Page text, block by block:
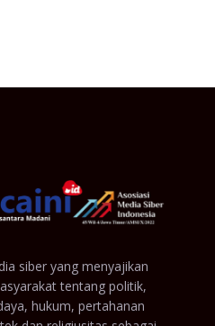
siber yang menyajikan
tentang politik,
hukum, pertahanan